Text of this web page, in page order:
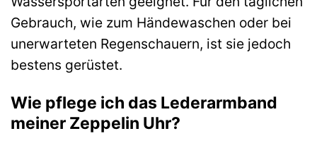
Gebrauch, wie zum Händewaschen oder bei
unerwarteten Regenschauern, ist sie jedoch
bestens gerüstet.
Wie pflege ich das Lederarmband
meiner Zeppelin Uhr?